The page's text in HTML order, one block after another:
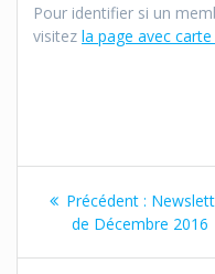
Pour identifier si un
visitez la page avec
Navigation
Précédent : Article
précédent
de Décembre 2016